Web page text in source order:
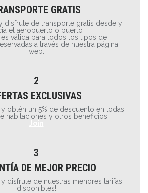
GRATIS
disfrute de transporte gratis desde y
el aeropuerto o puerto
es válida para todos los tipos de
a través de nuestra página
web.
2
EXCLUSIVAS
obtén un 5% de descuento en todas
habitaciones y otros beneficios.
3
DE MEJOR PRECIO
y disfrute de nuestras menores tarifas
disponibles!